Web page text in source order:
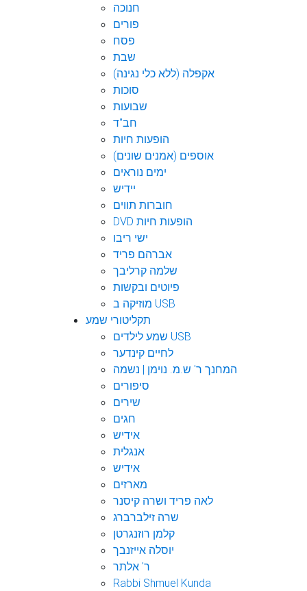
חנוכה
פורים
פסח
שבת
אקפלה (ללא כלי נגינה)
סוכות
שבועות
חב"ד
הופעות חיות
אוספים (אמנים שונים)
ימים נוראים
יידיש
חוברות תווים
DVD הופעות חיות
ישי ריבו
אברהם פריד
שלמה קרליבך
פיוטים ובקשות
מוזיקה ב USB
תקליטורי שמע
שמע לילדים USB
לחיים קינדער
המחנך ר' ש.מ. נוימן | נשמה
סיפורים
שירים
חגים
אידיש
אנגלית
אידיש
מארזים
לאה פריד ושרה קיסנר
שרה זילברברג
קלמן רוזנגרטן
יוסלה אייזנבך
ר' אלתר
Rabbi Shmuel Kunda